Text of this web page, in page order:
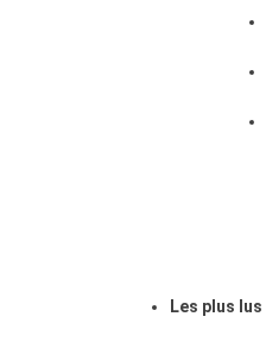
Les plus lus